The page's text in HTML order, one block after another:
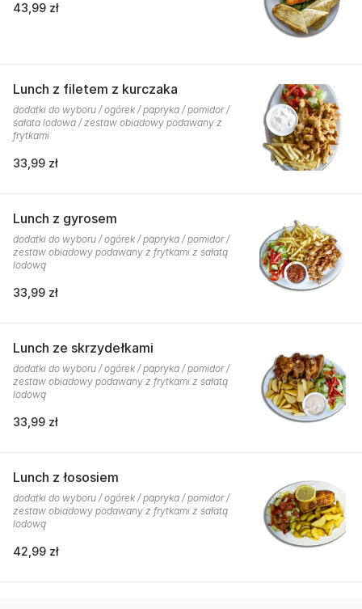
43,99 zł
Lunch z filetem z kurczaka
dodatki do wyboru / ogórek / papryka / pomidor /
sałata lodowa / zestaw obiadowy podawany z
frytkami
33,99 zł
Lunch z gyrosem
dodatki do wyboru / ogórek / papryka / pomidor /
zestaw obiadowy podawany z frytkami z sałatą
lodową
33,99 zł
Lunch ze skrzydełkami
dodatki do wyboru / ogórek / papryka / pomidor /
zestaw obiadowy podawany z frytkami z sałatą
lodową
33,99 zł
Lunch z łososiem
dodatki do wyboru / ogórek / papryka / pomidor /
zestaw obiadowy podawany z frytkami z sałatą
lodową
42,99 zł